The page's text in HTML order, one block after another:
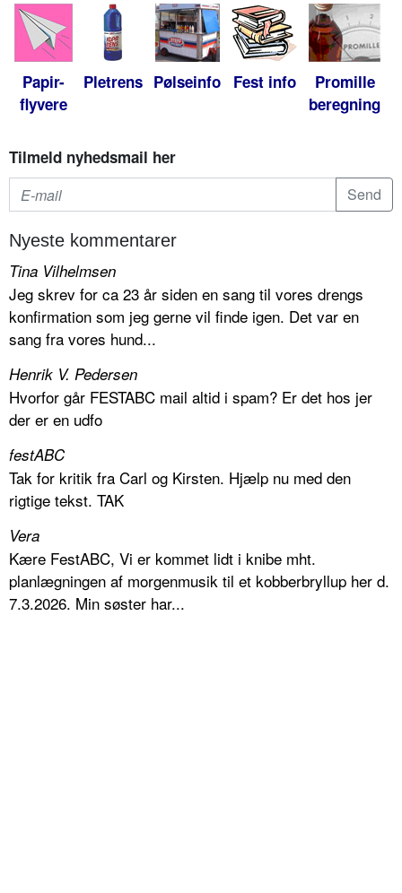
Papir-
flyvere
Pletrens Pølseinfo Fest info
Promille
beregning
Tilmeld nyhedsmail her
Nyeste kommentarer
Tina Vilhelmsen
Jeg skrev for ca 23 år siden en sang til vores drengs
konfirmation som jeg gerne vil finde igen. Det var en
sang fra vores hund...
Henrik V. Pedersen
Hvorfor går FESTABC mail altid i spam? Er det hos jer
der er en udfo
festABC
Tak for kritik fra Carl og Kirsten. Hjælp nu med den
rigtige tekst. TAK
Vera
Kære FestABC, Vi er kommet lidt i knibe mht.
planlægningen af morgenmusik til et kobberbryllup her d.
7.3.2026. Min søster har...